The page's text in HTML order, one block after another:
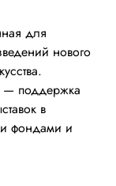
для
нового
— поддержка
в
фондами и